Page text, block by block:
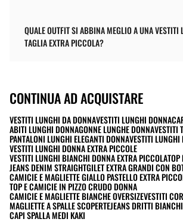
QUALE OUTFIT SI ABBINA MEGLIO A UNA VESTITI
TAGLIA EXTRA PICCOLA?
CONTINUA AD ACQUISTARE
VESTITI LUNGHI DA DONNAVESTITI LUNGHI DONNA
ABITI LUNGHI DONNAGONNE LUNGHE DONNAVESTITI
PANTALONI LUNGHI ELEGANTI DONNAVESTITI LUNGHI
VESTITI LUNGHI DONNA EXTRA PICCOLE
VESTITI LUNGHI BIANCHI DONNA EXTRA PICCOLATOP
JEANS DENIM STRAIGHTGILET EXTRA GRANDI CON
CAMICIE E MAGLIETTE GIALLO PASTELLO EXTRA
TOP E CAMICIE IN PIZZO CRUDO DONNA
CAMICIE E MAGLIETTE BIANCHE OVERSIZEVESTITI
MAGLIETTE A SPALLE SCOPERTEJEANS DRITTI
CAPI SPALLA MEDI KAKI